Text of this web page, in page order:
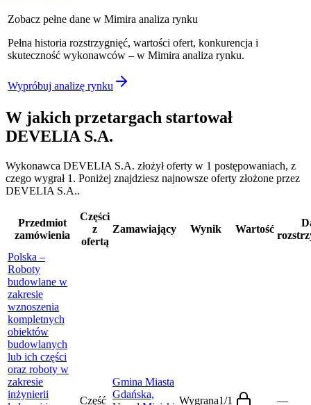
Zobacz pełne dane w Mimira analiza rynku
Pełna historia rozstrzygnięć, wartości ofert, konkurencja i
skuteczność wykonawców – w Mimira analiza rynku.
Wypróbuj analizę rynku
W jakich przetargach startował
DEVELIA S.A.
Wykonawca DEVELIA S.A. złożył oferty w 1 postępowaniach, z
czego wygrał 1. Poniżej znajdziesz najnowsze oferty złożone przez
DEVELIA S.A..
Przedmiot
zamówienia
Części
z
ofertą
Zamawiający Wynik Wartość
Polska –
Roboty
budowlane w
zakresie
wznoszenia
kompletnych
obiektów
budowlanych
lub ich części
oraz roboty w
zakresie
inżynierii
Część
Gmina Miasta
Gdańska,
Wygrana1/1 —